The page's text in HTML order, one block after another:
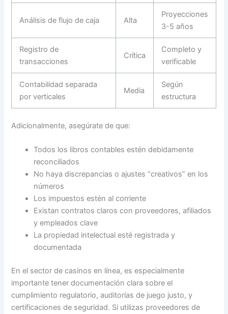
Análisis de flujo de caja Alta
Proyecciones
3-5 años
Registro de
transacciones
Crítica
Completo y
verificable
Contabilidad separada
por verticales
Media
Según
estructura
Adicionalmente, asegúrate de que:
Todos los libros contables estén debidamente
reconciliados
No haya discrepancias o ajustes “creativos” en los
números
Los impuestos estén al corriente
Existan contratos claros con proveedores, afiliados
y empleados clave
La propiedad intelectual esté registrada y
documentada
En el sector de casinos en línea, es especialmente
importante tener documentación clara sobre el
cumplimiento regulatorio, auditorías de juego justo, y
certificaciones de seguridad. Si utilizas proveedores de